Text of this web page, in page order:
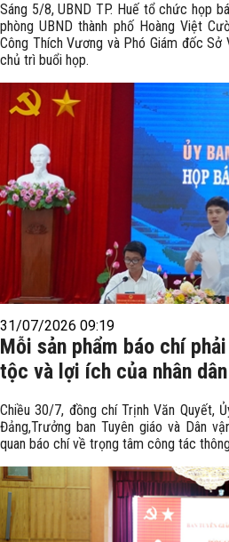
Sáng 5/8, UBND TP. Huế tổ chức họp
phòng UBND thành phố Hoàng Việt
Công Thích Vương và Phó Giám đốc Sở
chủ trì buổi họp.
31/07/2026 09:19
Mỗi sản phẩm báo chí
tộc và lợi ích của nhân
Chiều 30/7, đồng chí Trịnh Văn Quyết,
Đảng,Trưởng ban Tuyên giáo và Dân
quan báo chí về trọng tâm công tác